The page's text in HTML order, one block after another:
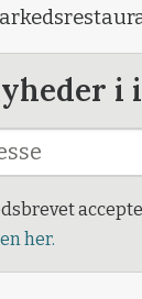
i
her.